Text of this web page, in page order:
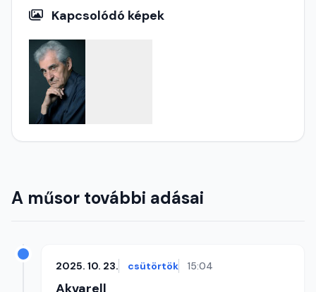
Kapcsolódó képek
A műsor további adásai
2025. 10. 23. csütörtök 15:04
Akvarell